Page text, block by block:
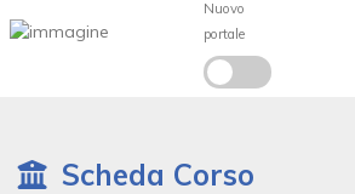
Scheda Corso